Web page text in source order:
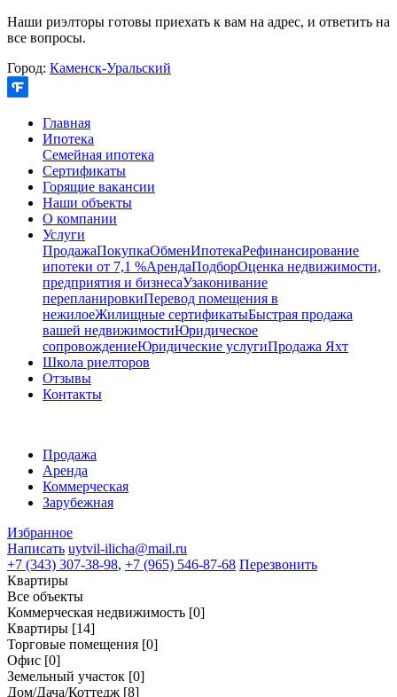
Наши риэлторы готовы приехать к вам на адрес, и ответить на
все вопросы.
Город: Каменск-Уральский
Главная
Ипотека
Семейная ипотека
Сертификаты
Горящие вакансии
Наши объекты
О компании
Услуги
ПродажаПокупкаОбменИпотекаРефинансирование
ипотеки от 7,1 %АрендаПодборОценка недвижимости,
предприятия и бизнесаУзаконивание
перепланировкиПеревод помещения в
нежилоеЖилищные сертификатыБыстрая продажа
вашей недвижимостиЮридическое
сопровождениеЮридические услугиПродажа Яхт
Школа риелторов
Отзывы
Контакты
Продажа
Аренда
Коммерческая
Зарубежная
Избранное
Написать uytvil-ilicha@mail.ru
+7 (343) 307-38-98, +7 (965) 546-87-68 Перезвонить
Квартиры
Все объекты
Коммерческая недвижимость [0]
Квартиры [14]
Торговые помещения [0]
Офис [0]
Земельный участок [0]
Дом/Дача/Коттедж [8]